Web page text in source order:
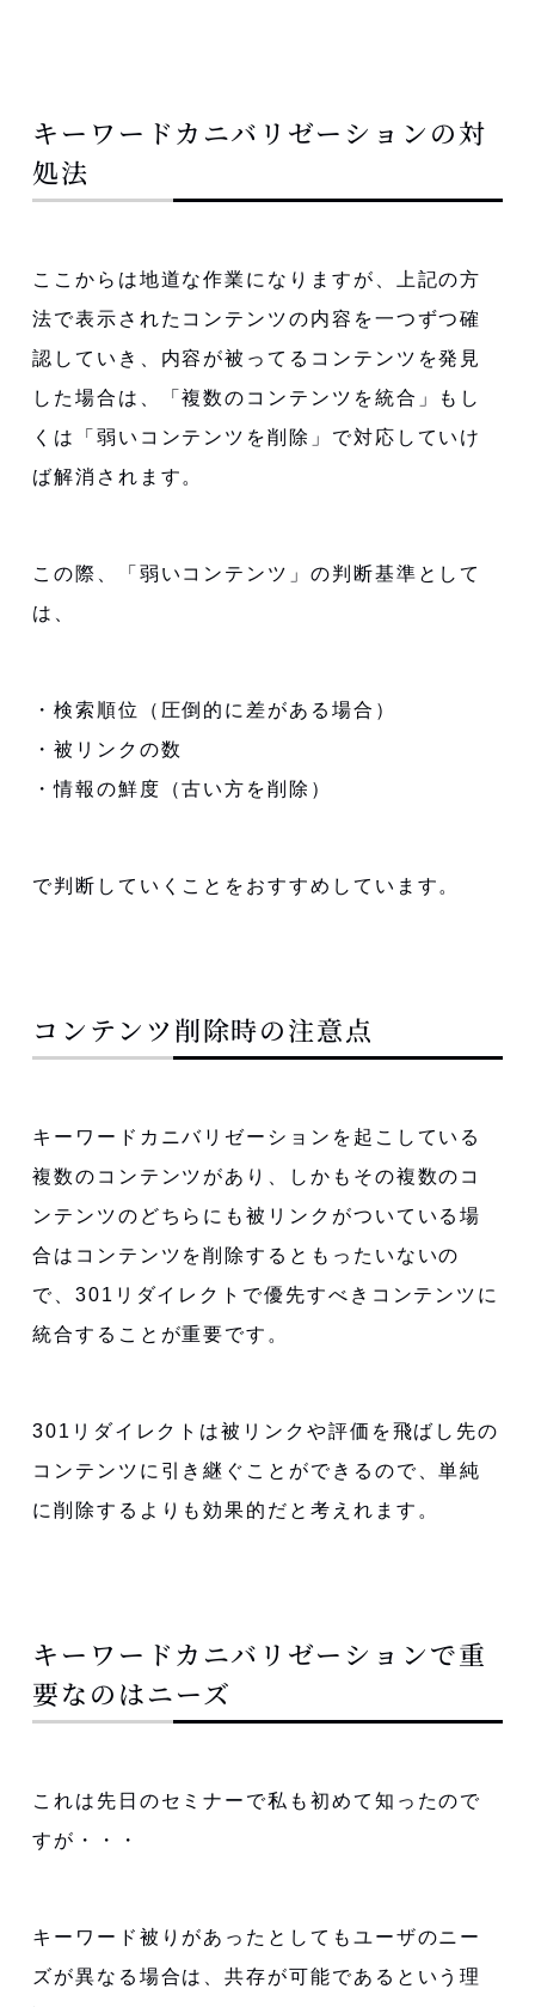
キーワードカニバリゼーションの対
処法
ここからは地道な作業になりますが、上記の方
法で表示されたコンテンツの内容を一つずつ確
認していき、内容が被ってるコンテンツを発見
した場合は、「複数のコンテンツを統合」もし
くは「弱いコンテンツを削除」で対応していけ
ば解消されます。
この際、「弱いコンテンツ」の判断基準として
は、
・検索順位（圧倒的に差がある場合）
・被リンクの数
・情報の鮮度（古い方を削除）
で判断していくことをおすすめしています。
コンテンツ削除時の注意点
キーワードカニバリゼーションを起こしている
複数のコンテンツがあり、しかもその複数のコ
ンテンツのどちらにも被リンクがついている場
合はコンテンツを削除するともったいないの
で、301リダイレクトで優先すべきコンテンツに
統合することが重要です。
301リダイレクトは被リンクや評価を飛ばし先の
コンテンツに引き継ぐことができるので、単純
に削除するよりも効果的だと考えれます。
キーワードカニバリゼーションで重
要なのはニーズ
これは先日のセミナーで私も初めて知ったので
すが・・・
キーワード被りがあったとしてもユーザのニー
ズが異なる場合は、共存が可能であるという理